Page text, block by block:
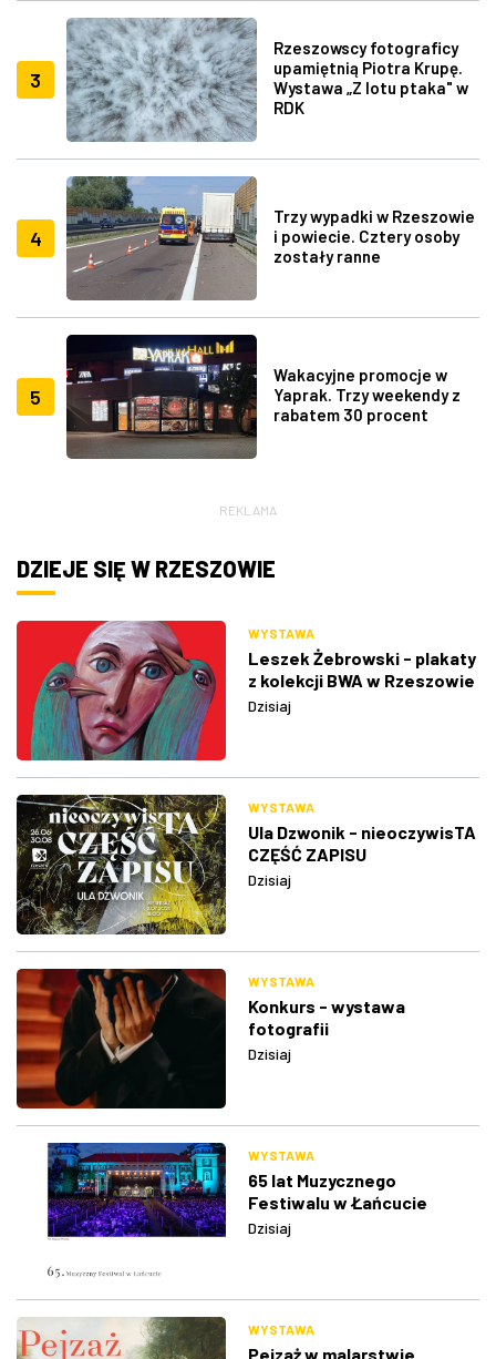
3
Rzeszowscy fotograficy
upamiętnią Piotra Krupę.
Wystawa „Z lotu ptaka" w
RDK
4
Trzy wypadki w Rzeszowie
i powiecie. Cztery osoby
zostały ranne
5
Wakacyjne promocje w
Yaprak. Trzy weekendy z
rabatem 30 procent
REKLAMA
DZIEJE SIĘ W RZESZOWIE
WYSTAWA
Leszek Żebrowski - plakaty
z kolekcji BWA w Rzeszowie
Dzisiaj
WYSTAWA
Ula Dzwonik - nieoczywisTA
CZĘŚĆ ZAPISU
Dzisiaj
WYSTAWA
Konkurs - wystawa
fotografii
Dzisiaj
WYSTAWA
65 lat Muzycznego
Festiwalu w Łańcucie
Dzisiaj
WYSTAWA
Pejzaż w malarstwie